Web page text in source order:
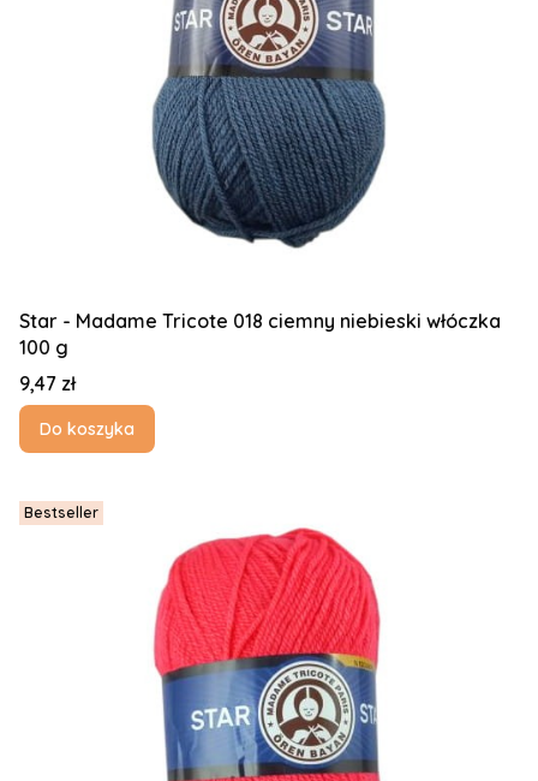
Star - Madame Tricote 018 ciemny niebieski włóczka
100 g
Cena
9,47 zł
Do koszyka
Bestseller